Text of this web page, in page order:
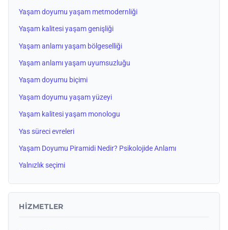
Yaşam doyumu yaşam metmodernliği
Yaşam kalitesi yaşam genişliği
Yaşam anlamı yaşam bölgeselliği
Yaşam anlamı yaşam uyumsuzluğu
Yaşam doyumu biçimi
Yaşam doyumu yaşam yüzeyi
Yaşam kalitesi yaşam monologu
Yas süreci evreleri
Yaşam Doyumu Piramidi Nedir? Psikolojide Anlamı
Yalnızlık seçimi
HIZMETLER